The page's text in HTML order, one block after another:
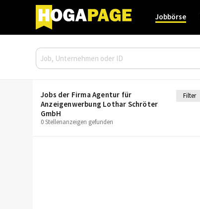
Jobbörse
Jobs der Firma Agentur für
Anzeigenwerbung Lothar Schröter
GmbH
Filter
0 Stellenanzeigen gefunden